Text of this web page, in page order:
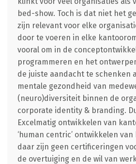
bed-show. Toch is dat niet het
zijn relevant voor elke
door te voeren in elke
vooral om in de
programmeren en het
de juiste aandacht te schenken
mentale gezondheid van
(neuro)diversiteit binnen de
corporate identity & branding.
Excelmatig ontwikkelen van
‘human centric’ ontwikkelen
daar zijn geen certificeringen
de overtuiging en de wil van